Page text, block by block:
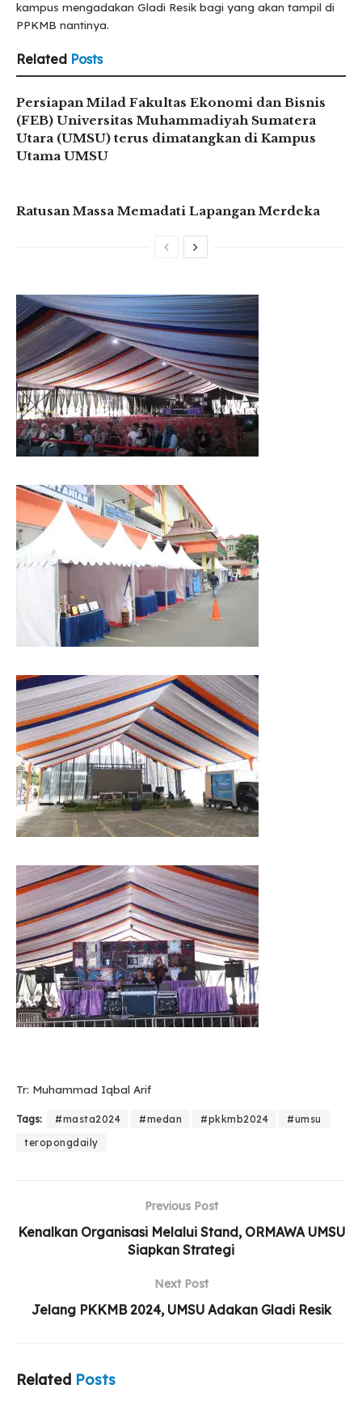
kampus mengadakan Gladi Resik bagi yang akan tampil di
PPKMB nantinya.
Related Posts
Persiapan Milad Fakultas Ekonomi dan Bisnis
(FEB) Universitas Muhammadiyah Sumatera
Utara (UMSU) terus dimatangkan di Kampus
Utama UMSU
Ratusan Massa Memadati Lapangan Merdeka
Tr: Muhammad Iqbal Arif
Tags: #masta2024 #medan #pkkmb2024
#umsu
teropongdaily
Previous Post
Kenalkan Organisasi Melalui Stand, ORMAWA UMSU
Siapkan Strategi
Next Post
Jelang PKKMB 2024, UMSU Adakan Gladi Resik
Related Posts